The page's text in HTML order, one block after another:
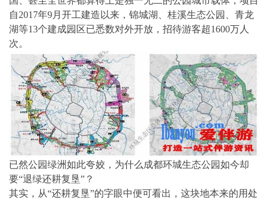
自2017年9月开工建造以来，锦城湖、桂溪生态公园、青龙
湖等13个建成园区已悉数对外开放，招待游客超1600万人
次。
已然公园绿洲如此夸姣，为什么成都环城生态公园如今却
要“退绿还耕复垦”？
其实，从“还耕复垦”的字眼中便可看出，这块地本来的用处